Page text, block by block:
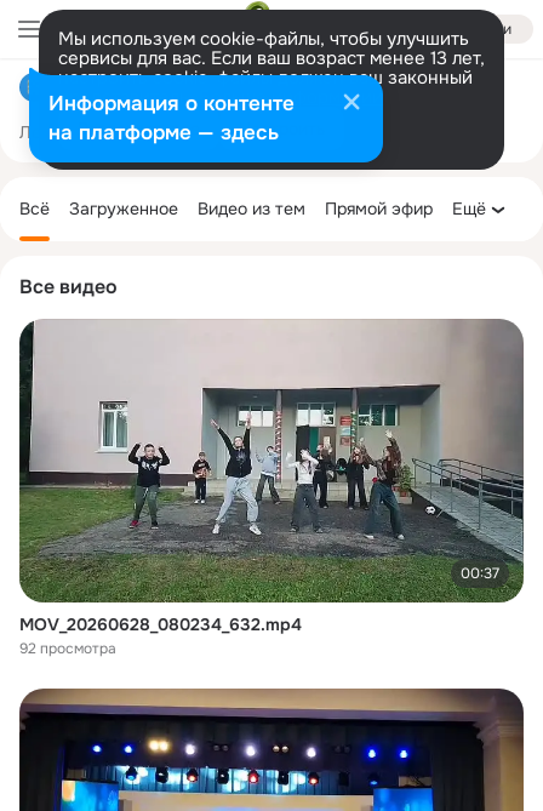
Войти
Мы используем cookie-файлы, чтобы улучшить
сервисы для вас. Если ваш возраст менее 13 лет,
настроить cookie-файлы должен ваш законный
представитель. Больше информации
Разрешить все Настроить
Филиал «КДЦ Вадинского района» в селе Каргалей
Лента Участники 364 Темы 270
Все видео
00:37
MOV_20260628_080234_632.mp4
92 просмотра
колонка
Всё Загруженное Видео из тем Прямой эфир Ещё
Информация о контенте
на платформе — здесь